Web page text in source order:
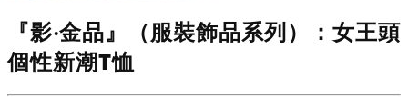
『影‧金品』（服裝飾品系列）：女王頭
個性新潮T恤